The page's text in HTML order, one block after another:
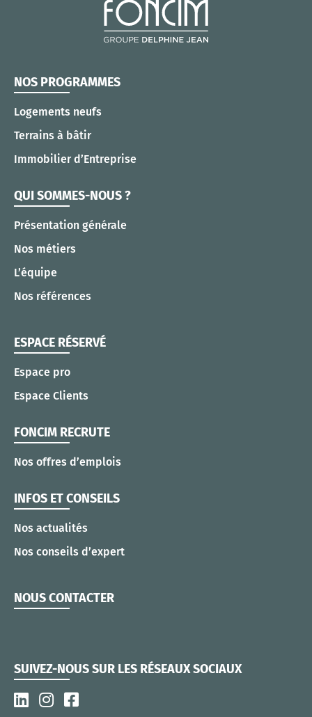
NOS PROGRAMMES
Logements neufs
Terrains à bâtir
Immobilier d’Entreprise
QUI SOMMES-NOUS ?
Présentation générale
Nos métiers
L’équipe
Nos références
ESPACE RÉSERVÉ
Espace pro
Espace Clients
FONCIM RECRUTE
Nos offres d’emplois
INFOS ET CONSEILS
Nos actualités
Nos conseils d’expert
NOUS CONTACTER
SUIVEZ-NOUS SUR LES RÉSEAUX SOCIAUX